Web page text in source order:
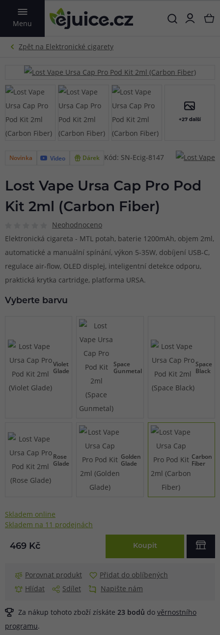
Menu
VYHLEDAT
+27 další
Novinka Video Dárek Kód: SN-Ecig-8147
Lost Vape Ursa Cap Pro Pod
Kit 2ml (Carbon Fiber)
Neohodnoceno
Elektronická cigareta - MTL potah, baterie 1200mAh, objem 2ml,
automatické a manuální spínání, výkon 5-35W, dobíjení USB-C,
regulace air-flow, OLED displej, inteligentní detekce odporu,
praktická krytka cartridge, platforma URSA.
Vyberte barvu
Violet
Glade
Space
Gunmetal
Space
Black
Rose
Glade
Golden
Glade
Carbon
Fiber
Skladem online
Skladem na 11 prodejnách
469 Kč Koupit
Porovnat produkt
Přidat do oblíbených
Hlídat
Sdílet Napište nám
Za nákup tohoto zboží získáte 23 bodů do věrnostního
programu.